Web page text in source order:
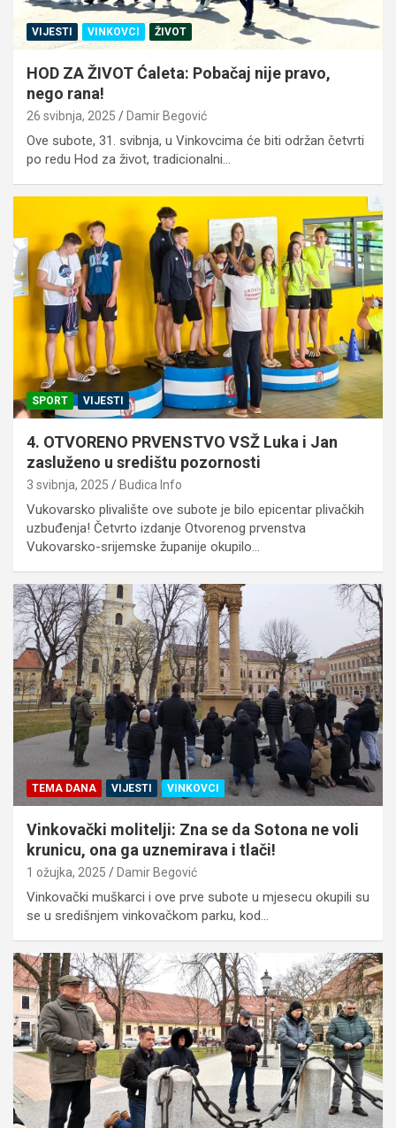
VIJESTI VINKOVCI ŽIVOT
HOD ZA ŽIVOT Ćaleta: Pobačaj nije pravo,
nego rana!
26 svibnja, 2025 Damir Begović
Ove subote, 31. svibnja, u Vinkovcima će biti održan četvrti
po redu Hod za život, tradicionalni…
SPORT VIJESTI
4. OTVORENO PRVENSTVO VSŽ Luka i Jan
zasluženo u središtu pozornosti
3 svibnja, 2025 Budica Info
Vukovarsko plivalište ove subote je bilo epicentar plivačkih
uzbuđenja! Četvrto izdanje Otvorenog prvenstva
Vukovarsko-srijemske županije okupilo…
TEMA DANA VIJESTI VINKOVCI
Vinkovački molitelji: Zna se da Sotona ne voli
krunicu, ona ga uznemirava i tlači!
1 ožujka, 2025 Damir Begović
Vinkovački muškarci i ove prve subote u mjesecu okupili su
se u središnjem vinkovačkom parku, kod…